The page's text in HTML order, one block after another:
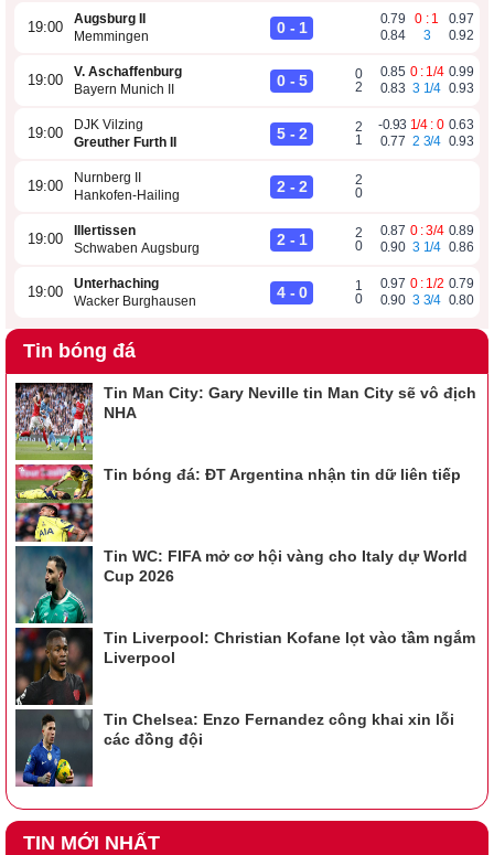
19:00
Augsburg II
Memmingen
0 - 1
0.79
0.84
0 : 1
3
0.97
0.92
19:00
V. Aschaffenburg
Bayern Munich II
0 - 5
0
2
0.85
0.83
0 : 1/4
3 1/4
0.99
0.93
19:00
DJK Vilzing
Greuther Furth II
5 - 2
2
1
-0.93
0.77
1/4 : 0
2 3/4
0.63
0.93
19:00
Nurnberg II
Hankofen-Hailing
2 - 2
2
0
19:00
Illertissen
Schwaben Augsburg
2 - 1
2
0
0.87
0.90
0 : 3/4
3 1/4
0.89
0.86
19:00
Unterhaching
Wacker Burghausen
4 - 0
1
0
0.97
0.90
0 : 1/2
3 3/4
0.79
0.80
Tin bóng đá
Tin Man City: Gary Neville tin Man City sẽ vô địch
NHA
Tin bóng đá: ĐT Argentina nhận tin dữ liên tiếp
Tin WC: FIFA mở cơ hội vàng cho Italy dự World
Cup 2026
Tin Liverpool: Christian Kofane lọt vào tầm ngắm
Liverpool
Tin Chelsea: Enzo Fernandez công khai xin lỗi
các đồng đội
TIN MỚI NHẤT